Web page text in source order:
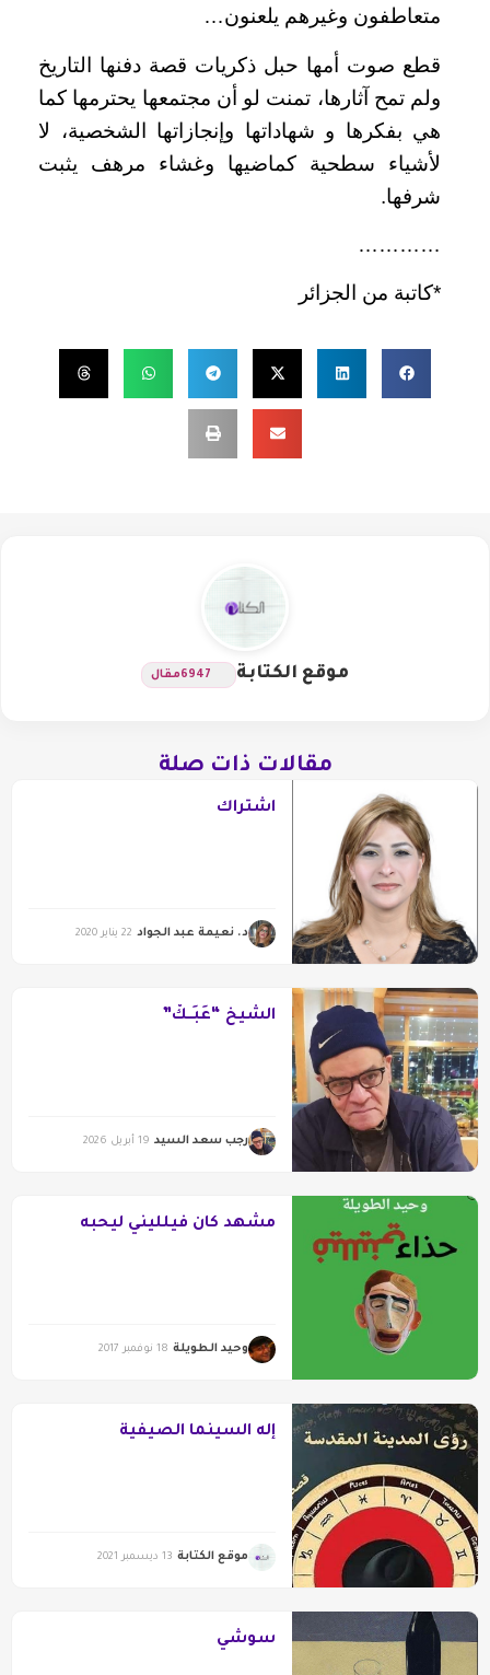
متعاطفون وغيرهم يلعنون…
قطع صوت أمها حبل ذكريات قصة دفنها التاريخ
ولم تمح آثارها، تمنت لو أن مجتمعها يحترمها كما
هي بفكرها و شهاداتها وإنجازاتها الشخصية، لا
لأشياء سطحية كماضيها وغشاء مرهف يثبت
شرفها.
…………
*كاتبة من الجزائر
موقع الكتابة 6947مقال
مقالات ذات صلة
اشتراك
د. نعيمة عبد الجواد 22 يناير 2020
الشيخ “عَبَــكْ”
رجب سعد السيد 19 أبريل 2026
مشهد كان فيلليني ليحبه
وحيد الطويلة 18 نوفمبر 2017
إله السينما الصيفية
موقع الكتابة 13 ديسمبر 2021
سوشي